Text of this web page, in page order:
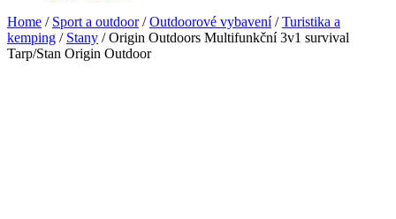
Home / Sport a outdoor/Outdoorové vybavení/Turistika a
kemping / Stany / Origin Outdoors Multifunkční 3v1 survival
Tarp/Stan Origin Outdoor